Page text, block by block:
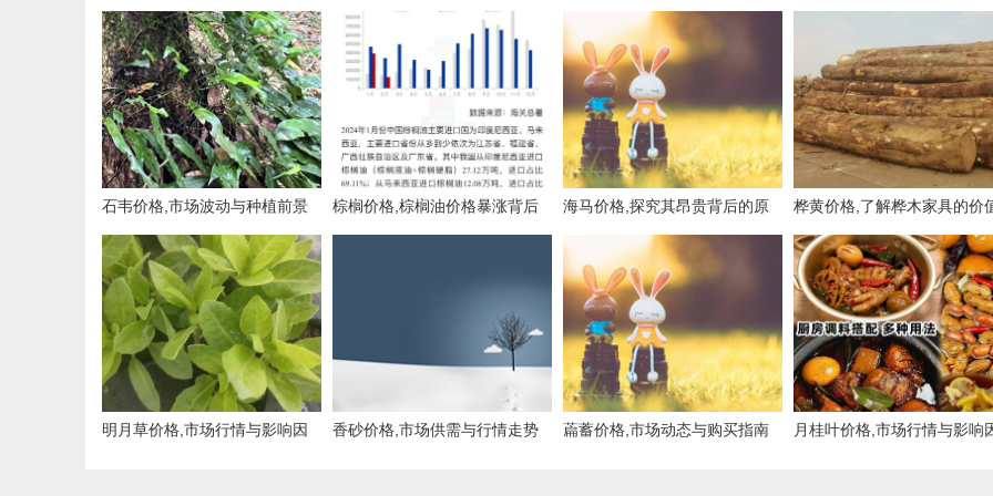
石韦价格,市场波动与种植前景
棕榈价格,棕榈油价格暴涨背后
海马价格,探究其昂贵背后的原
因与市场现状
桦黄价格,了解桦木家具的价
与市场行情
明月草价格,市场行情与影响因
香砂价格,市场供需与行情走势 萹蓄价格,市场动态与购买指南
月桂叶价格,市场行情与影响